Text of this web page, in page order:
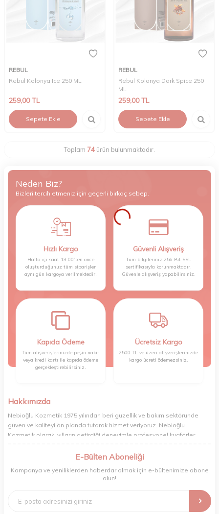
REBUL
Rebul Kolonya Ice 250 ML
259,00TL
Sepete Ekle
REBUL
Rebul Kolonya Dark Spice 250
ML
259,00TL
Sepete Ekle
Toplam 74 ürün bulunmaktadır.
Neden Biz?
Bizleri tercih etmeniz için geçerli birkaç sebep.
Hızlı Kargo
Hafta içi saat 13:00’ten önce
oluşturduğunuz tüm siparişler
aynı gün kargoya verilmektedir.
Güvenli Alışveriş
Tüm bilgileriniz 256 Bit SSL
sertifikasıyla korunmaktadır.
Güvenle alışveriş yapabilirsiniz.
Kapıda Ödeme
Tüm alışverişlerinizde peşin nakit
veya kredi kartı ile kapıda ödeme
gerçekleştirebilirsiniz.
Ücretsiz Kargo
2500 TL ve üzeri alışverişlerinizde
kargo ücreti ödemezsiniz.
Hakkımızda
Nebioğlu Kozmetik 1975 yılından beri güzellik ve bakım sektöründe
güven ve kaliteyi ön planda tutarak hizmet veriyoruz. Nebioğlu
Kozmetik olarak, yılların getirdiği deneyimle profesyonel kuaförler,
odaklanıyoruz. Doğal içerikleri bilimsel formüllerle birleştirerek saç ve
ihtiyaçlarını dinleyerek her zaman en iyisini sunmayı hedefliyor,
bağlılığımızla güzellik yolculuğunuzda yanınızdayız.
E-Bülten Aboneliği
Kampanya ve yeniliklerden haberdar olmak için e-bültenimize abone
olun!